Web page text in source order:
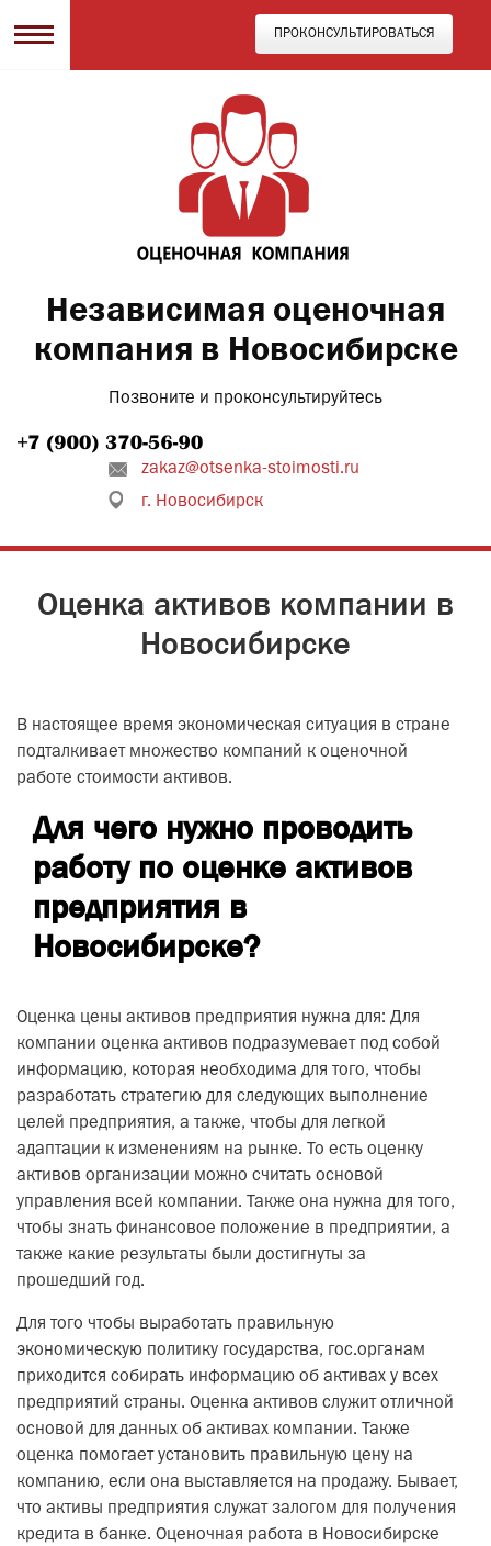
ПРОКОНСУЛЬТИРОВАТЬСЯ
Независимая оценочная
компания в Новосибирске
Позвоните и проконсультируйтесь
zakaz@otsenka-stoimosti.ru
г. Новосибирск
Оценка активов компании в
Новосибирске
В настоящее время экономическая ситуация в стране
подталкивает множество компаний к оценочной
работе стоимости активов.
Для чего нужно проводить
работу по оценке активов
предприятия в
Новосибирске?
Оценка цены активов предприятия нужна для: Для
компании оценка активов подразумевает под собой
информацию, которая необходима для того, чтобы
разработать стратегию для следующих выполнение
целей предприятия, а также, чтобы для легкой
адаптации к изменениям на рынке. То есть оценку
активов организации можно считать основой
управления всей компании. Также она нужна для того,
чтобы знать финансовое положение в предприятии, а
также какие результаты были достигнуты за
прошедший год.
Для того чтобы выработать правильную
экономическую политику государства, гос.органам
приходится собирать информацию об активах у всех
предприятий страны. Оценка активов служит отличной
основой для данных об активах компании. Также
оценка помогает установить правильную цену на
компанию, если она выставляется на продажу. Бывает,
что активы предприятия служат залогом для получения
кредита в банке. Оценочная работа в Новосибирске